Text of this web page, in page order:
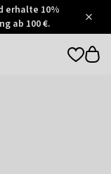
erhalte 10%
ab 100 €.